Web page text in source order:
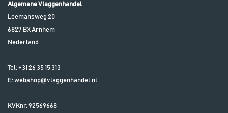
Algemene Vlaggenhandel
Leemansweg 20
6827 BXArnhem
Nederland
Tel: +31 26 35 15 313
E:webshop@vlaggenhandel.nl
KVKnr: 92569668